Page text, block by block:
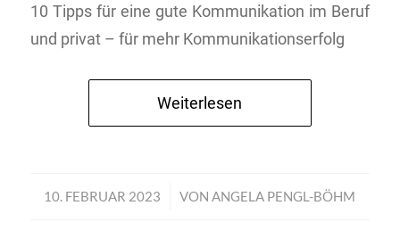
10 Tipps für eine gute Kommunikation im Beruf
und privat – für mehr Kommunikationserfolg
Weiterlesen
10. FEBRUAR 2023
/ VON ANGELA PENGL-BÖHM